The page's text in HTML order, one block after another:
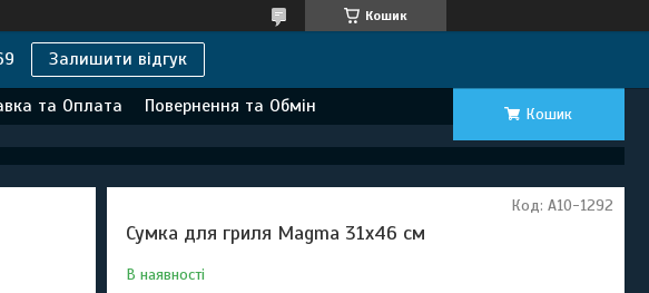
Кошик
Залишити відгук
та Оплата Повернення та Обмін Кошик
Сумка для гриля Magma 31x46 см
В наявності
Код: A10-1292